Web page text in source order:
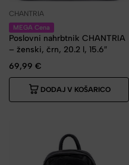
CHANTRIA
MEGA Cena
Poslovni nahrbtnik CHANTRIA
– ženski, črn, 20.2 l, 15.6″
69,99 €
DODAJ V KOŠARICO